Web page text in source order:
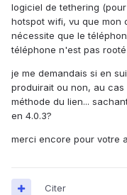
logiciel de tethering
hotspot wifi, vu que mon
nécessite que le
téléphone n'est pas
je me demandais si en
produirait ou non, au
méthode du lien...
en 4.0.3?
merci encore pour votre
Citer